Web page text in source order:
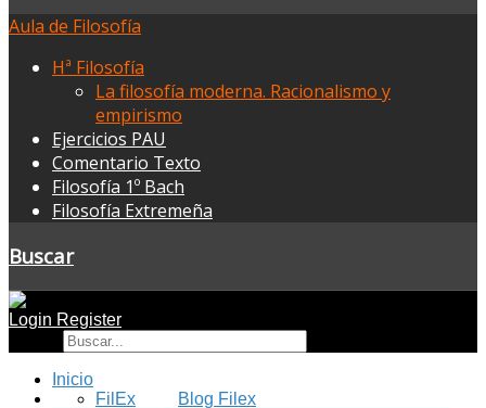
Aula de Filosofía
Hª Filosofía
La filosofía moderna. Racionalismo y
empirismo
Ejercicios PAU
Comentario Texto
Filosofía 1º Bach
Filosofía Extremeña
Buscar
Login Register
Inicio
Blog Filex
FilEx